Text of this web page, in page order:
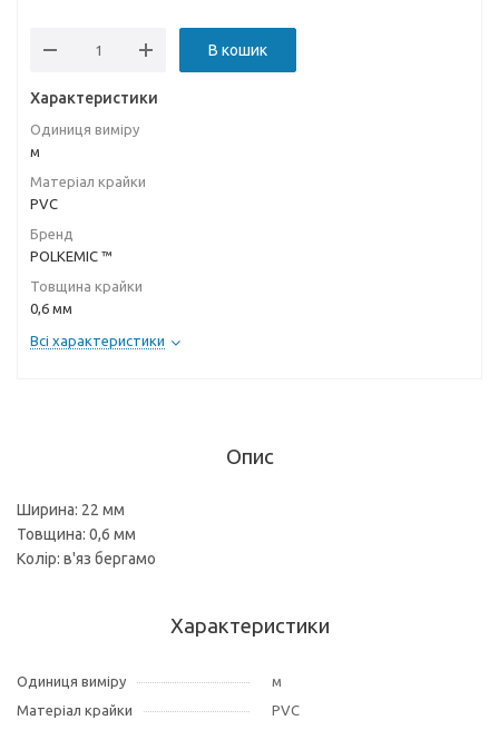
В кошик
Характеристики
Одиниця виміру
м
Матеріал крайки
PVC
Бренд
POLKEMIC ™
Товщина крайки
0,6 мм
Всі характеристики
Опис
Ширина: 22 мм
Товщина: 0,6 мм
Колір: в'яз бергамо
Характеристики
Одиниця виміру
м
Матеріал крайки
PVC